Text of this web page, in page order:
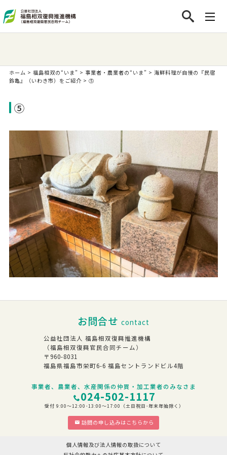
ホーム > 福島相双の“いま” > 事業者・農業者の“いま” > 海鮮料理が自慢の『民宿
鈴亀』（いわき市）をご紹介> ⑤
⑤
お問合せ contact
公益社団法人 福島相双復興推進機構
（福島相双復興官民合同チーム）
〒960-8031
福島県福島市栄町6-6 福島セントランドビル4階
事業者、農業者、水産関係の仲買・加工業者のみなさま
024-502-1117
受付 9:00～12:00･13:00～17:00（土日祝日･年末年始除く）
訪問の申し込みはこちらから
個人情報及び法人情報の取扱について